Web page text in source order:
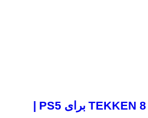
خرید اکانت قانونی بازی TEKKEN 8 برای PS5 |